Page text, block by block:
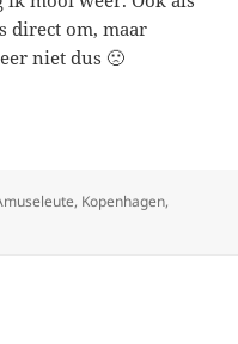
direct om, maar
niet dus 🙁
, Kopenhagen,